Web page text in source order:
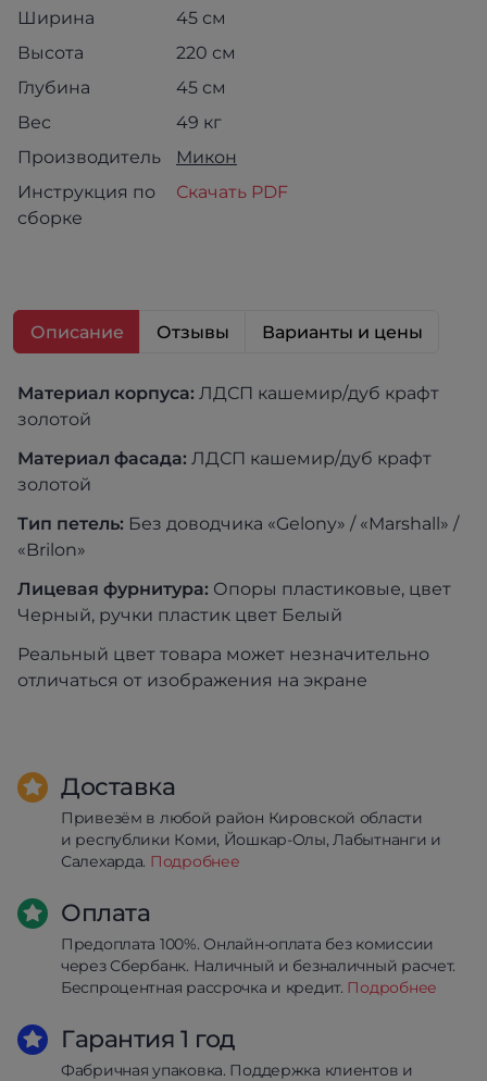
Ширина
45 см
Высота
220 см
Глубина
45 см
Вес
49 кг
Производитель
Микон
Инструкция по
сборке
Скачать PDF
Описание Отзывы Варианты и цены
Материал корпуса: ЛДСП кашемир/дуб крафт
золотой
Материал фасада: ЛДСП кашемир/дуб крафт
золотой
Тип петель: Без доводчика «Gelony» / «Marshall» /
«Brilon»
Лицевая фурнитура: Опоры пластиковые, цвет
Черный, ручки пластик цвет Белый
Реальный цвет товара может незначительно
отличаться от изображения на экране
Доставка
Привезём в любой район Кировской области
и республики Коми, Йошкар-Олы, Лабытнанги и
Салехарда. Подробнее
Оплата
Предоплата 100%. Онлайн-оплата без комиссии
через Сбербанк. Наличный и безналичный расчет.
Беспроцентная рассрочка и кредит. Подробнее
Гарантия 1 год
Фабричная упаковка. Поддержка клиентов и